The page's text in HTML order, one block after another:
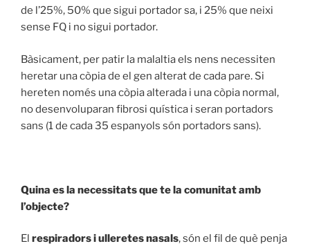
de l’25%, 50% que sigui portador sa, i 25% que neixi
sense FQ i no sigui portador.
Bàsicament, per patir la malaltia els nens necessiten
heretar una còpia de el gen alterat de cada pare. Si
hereten només una còpia alterada i una còpia normal,
no desenvoluparan fibrosi quística i seran portadors
sans (1 de cada 35 espanyols són portadors sans).
Quina es la necessitats que te la comunitat amb
l’objecte?
El respiradors i ulleretes nasals, són el fil de què penja